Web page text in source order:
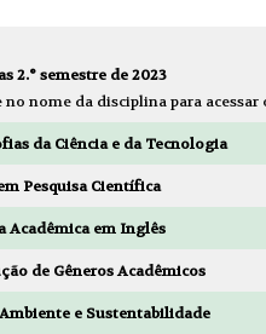
2.° semestre de 2023
no nome da disciplina para
da Ciência e da Tecnologia
Pesquisa Científica
Acadêmica em Inglês
de Gêneros Acadêmicos
e Sustentabilidade